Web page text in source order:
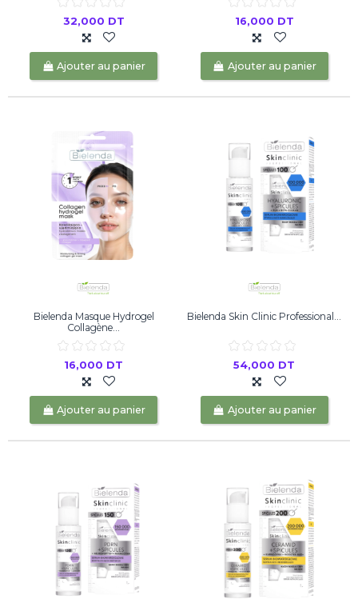
32,000 DT
Ajouter au panier
16,000 DT
Ajouter au panier
Bielenda Masque Hydrogel
Collagène...
16,000 DT
Ajouter au panier
Bielenda Skin Clinic Professional...
54,000 DT
Ajouter au panier